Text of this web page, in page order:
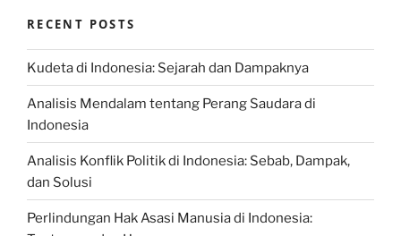
RECENT POSTS
Kudeta di Indonesia: Sejarah dan Dampaknya
Analisis Mendalam tentang Perang Saudara di
Indonesia
Analisis Konflik Politik di Indonesia: Sebab, Dampak,
dan Solusi
Perlindungan Hak Asasi Manusia di Indonesia: